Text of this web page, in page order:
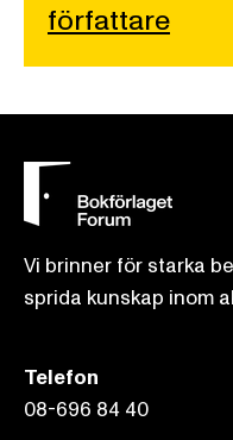
författare
Vi brinner för starka
sprida kunskap inom
Telefon
08-696 84 40